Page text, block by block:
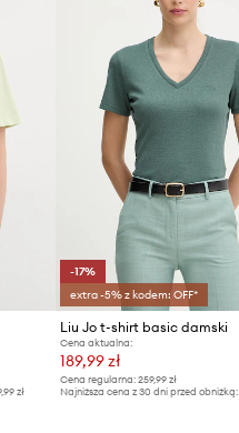
zł
-17%
extra -5% z kodem: OFF*
Liu Jo t-shirt basic damski
Cena aktualna:
189,99 zł
Cena regularna: 259,99 zł
Najniższa cena z 30 dni przed obniżką: